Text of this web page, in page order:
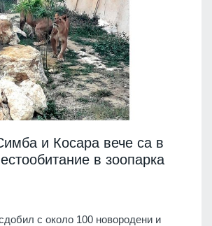
и Косара вече са в
в зоопарка
с около 100 новородени и